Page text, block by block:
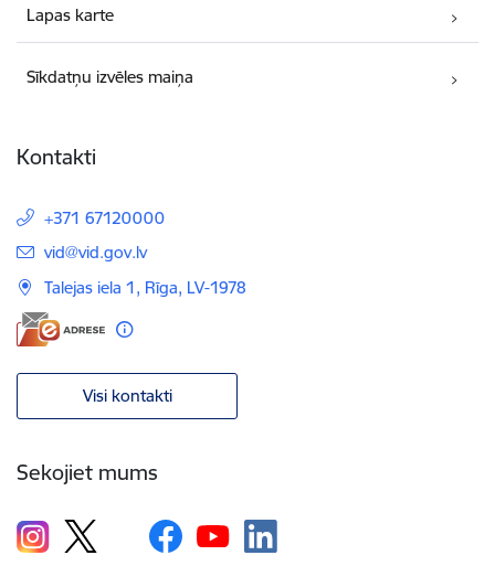
Lapas karte
Sīkdatņu izvēles maiņa
Kontakti
+371 67120000
E-pasts:
vid@vid.gov.lv
Talejas iela 1, Rīga, LV-1978
Visi kontakti
Sekojiet mums